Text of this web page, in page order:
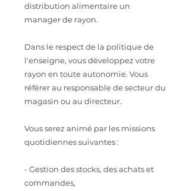
distribution alimentaire un
manager de rayon.
Dans le respect de la politique de
l'enseigne, vous développez votre
rayon en toute autonomie. Vous
référer au responsable de secteur du
magasin ou au directeur.
Vous serez animé par les missions
quotidiennes suivantes :
- Gestion des stocks, des achats et
commandes,